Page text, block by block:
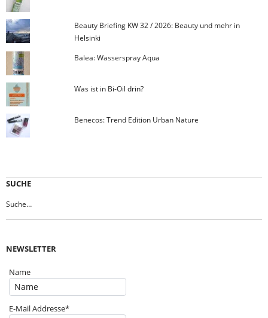
Beauty Briefing KW 32 / 2026: Beauty und mehr in
Helsinki
Balea: Wasserspray Aqua
Was ist in Bi-Oil drin?
Benecos: Trend Edition Urban Nature
SUCHE
NEWSLETTER
Name
E-Mail Addresse*